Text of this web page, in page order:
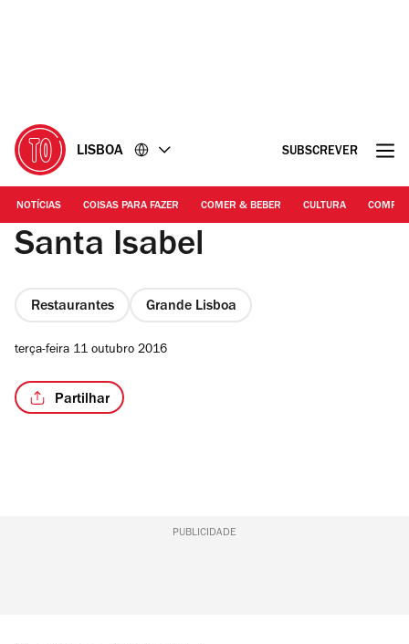
LISBOA SUBSCREVER
NOTÍCIAS COISAS PARA FAZER COMER & BEBER CULTURA
Santa Isabel
Restaurantes Grande Lisboa
terça-feira 11 outubro 2016
Partilhar
PUBLICIDADE